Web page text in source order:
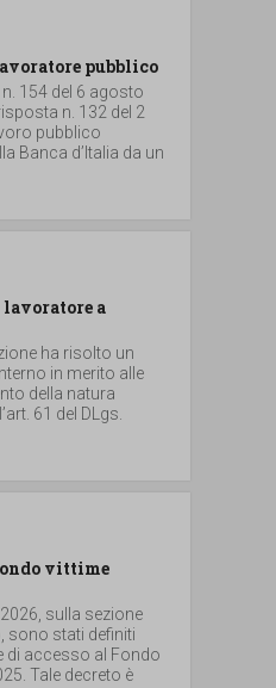
pubblico
154 del 6 agosto
n. 132 del 2
pubblico
Banca d’Italia da un
a
ha risolto un
in merito alle
della natura
61 del DLgs.
vittime
sulla sezione
sono stati definiti
di accesso al Fondo
Tale decreto è